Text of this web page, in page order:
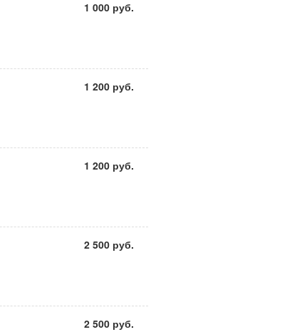
1 000 руб.
1 200 руб.
1 200 руб.
2 500 руб.
2 500 руб.